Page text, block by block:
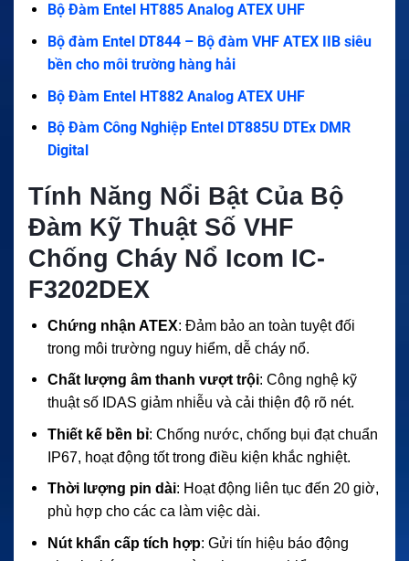
Bộ Đàm Entel HT885 Analog ATEX UHF
Bộ đàm Entel DT844 – Bộ đàm VHF ATEX IIB siêu
bền cho môi trường hàng hải
Bộ Đàm Entel HT882 Analog ATEX UHF
Bộ Đàm Công Nghiệp Entel DT885U DTEx DMR
Digital
Tính Năng Nổi Bật Của Bộ
Đàm Kỹ Thuật Số VHF
Chống Cháy Nổ Icom IC-
F3202DEX
Chứng nhận ATEX: Đảm bảo an toàn tuyệt đối
trong môi trường nguy hiểm, dễ cháy nổ.
Chất lượng âm thanh vượt trội: Công nghệ kỹ
thuật số IDAS giảm nhiễu và cải thiện độ rõ nét.
Thiết kế bền bỉ: Chống nước, chống bụi đạt chuẩn
IP67, hoạt động tốt trong điều kiện khắc nghiệt.
Thời lượng pin dài: Hoạt động liên tục đến 20 giờ,
phù hợp cho các ca làm việc dài.
Nút khẩn cấp tích hợp: Gửi tín hiệu báo động